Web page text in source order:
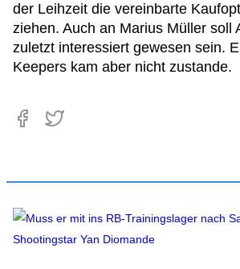
der Leihzeit die vereinbarte
ziehen. Auch an Marius Müller soll
zuletzt interessiert gewesen sein.
Keepers kam aber nicht zustande.